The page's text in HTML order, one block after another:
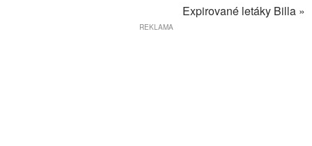
Expirované letáky Billa »
REKLAMA